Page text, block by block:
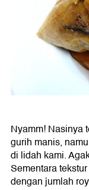
Nyamm! Nasinya
gurih manis,
di lidah kami.
Sementara
dengan jumlah